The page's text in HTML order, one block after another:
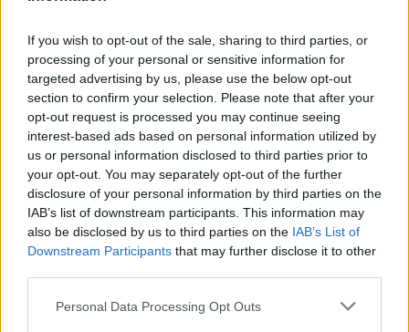
If you wish to opt-out of the sale, sharing to third parties, or
processing of your personal or sensitive information for
targeted advertising by us, please use the below opt-out
section to confirm your selection. Please note that after your
opt-out request is processed you may continue seeing
interest-based ads based on personal information utilized by
us or personal information disclosed to third parties prior to
your opt-out. You may separately opt-out of the further
disclosure of your personal information by third parties on the
IAB’s list of downstream participants. This information may
also be disclosed by us to third parties on the IAB’s List of
Downstream Participants that may further disclose it to other
Personal Data Processing Opt Outs
bude příběh místní kdysi
významné obce s poštou,
četnickou stanicí i několika hostinci, která zanikla zhruba před 80
lety kvůli zřízení vojenského výcvikového prostoru Ralsko.
Opravený pomník chce geopark ukázat na konci srpna při akci
Proměny, která každoročně připomíná historii zaniklých obcí z
tohoto území. ČTK o tom informovala ředitelka Národního
geoparku Ralsko Lenka Mrázová.
Čeští a němečtí ochránci přírody obnoví biodiverzitu
kolem Liberce a Žitavy
2.8.2026 18:32 | LIBEREC (ČTK)
přírody chtějí obnovit
biologickou rozmanitost na
více než 150 hektarech